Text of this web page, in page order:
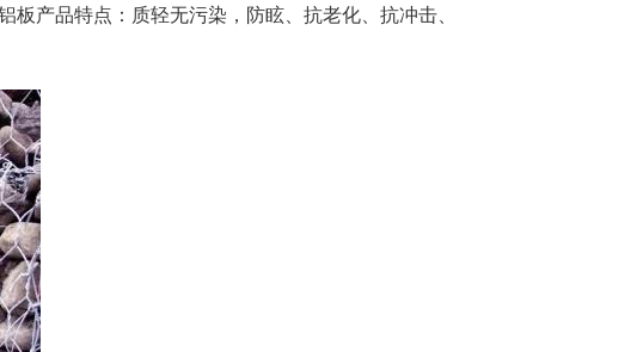
产品特点：质轻无污染，防眩、抗老化、抗冲击、